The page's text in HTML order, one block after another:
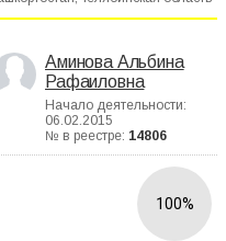
Аминова Альбина
Рафаиловна
Начало деятельности:
06.02.2015
№ в реестре: 14806
100%